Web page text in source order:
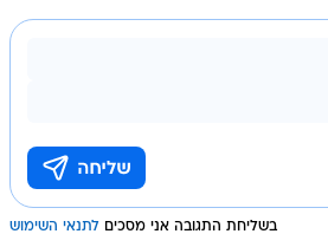
בשליחת התגובה אני מסכים לתנאי השימוש